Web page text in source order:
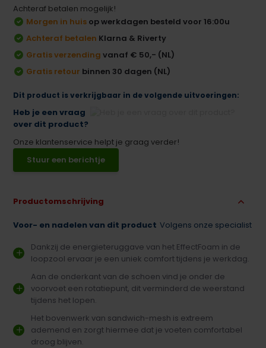
Achteraf betalen mogelijk!
Morgen in huis op werkdagen besteld voor 16:00u
Achteraf betalen Klarna & Riverty
Gratis verzending vanaf € 50,- (NL)
Gratis retour binnen 30 dagen (NL)
Dit product is verkrijgbaar in de volgende uitvoeringen:
Heb je een vraag
over dit product?
Onze klantenservice helpt je graag verder!
Stuur een berichtje
Productomschrijving
Voor- en nadelen van dit product Volgens onze specialist
Dankzij de energieteruggave van het EffectFoam in de
loopzool ervaar je een uniek comfort tijdens je werkdag.
Aan de onderkant van de schoen vind je onder de
voorvoet een rotatiepunt, dit verminderd de weerstand
tijdens het lopen.
Het bovenwerk van sandwich-mesh is extreem
ademend en zorgt hiermee dat je voeten comfortabel
droog blijven.